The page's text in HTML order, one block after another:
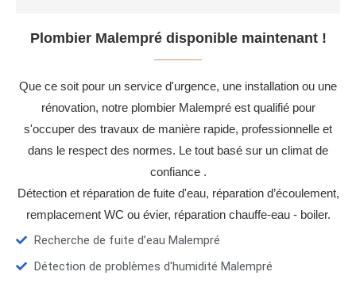
Plombier Malempré disponible maintenant !
Que ce soit pour un service d'urgence, une installation ou une
rénovation, notre plombier Malempré est qualifié pour
s'occuper des travaux de manière rapide, professionnelle et
dans le respect des normes. Le tout basé sur un climat de
confiance .
Détection et réparation de fuite d'eau, réparation d’écoulement,
remplacement WC ou évier, réparation chauffe-eau - boiler.
Recherche de fuite d’eau Malempré
Détection de problèmes d'humidité Malempré